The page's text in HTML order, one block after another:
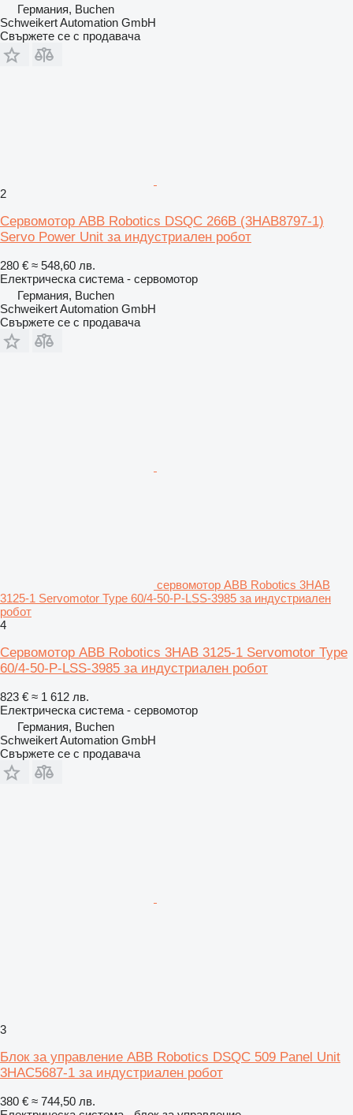
Германия, Buchen
Schweikert Automation GmbH
Свържете се с продавача
2
Сервомотор ABB Robotics DSQC 266B (3HAB8797-1)
Servo Power Unit за индустриален робот
280 € ≈ 548,60 лв.
Електрическа система - сервомотор
Германия, Buchen
Schweikert Automation GmbH
Свържете се с продавача
сервомотор ABB Robotics 3HAB
3125-1 Servomotor Type 60/4-50-P-LSS-3985 за индустриален
робот
4
Сервомотор ABB Robotics 3HAB 3125-1 Servomotor Type
60/4-50-P-LSS-3985 за индустриален робот
823 € ≈ 1 612 лв.
Електрическа система - сервомотор
Германия, Buchen
Schweikert Automation GmbH
Свържете се с продавача
3
Блок за управление ABB Robotics DSQC 509 Panel Unit
3HAC5687-1 за индустриален робот
380 € ≈ 744,50 лв.